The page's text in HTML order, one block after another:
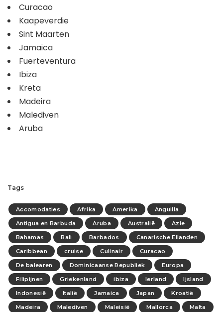
Curacao
Kaapeverdie
Sint Maarten
Jamaica
Fuerteventura
Ibiza
Kreta
Madeira
Malediven
Aruba
Tags
Accomodaties Afrika Amerika
Anguilla
Antigua en Barbuda
Aruba Australië
Azie
Bahamas
Bali Barbados
Canarische Eilanden
Caribbean
cruise Culinair
Curacao
De balearen
Dominicaanse Republiek
Europa
Filipijnen
Griekenland ibiza Ierland
Ijsland
Indonesië
Italië Jamaica Japan
Kroatië
Madeira
Malediven Maleisië Mallorca Malta